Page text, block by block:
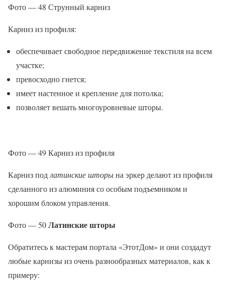
Фото — 48 Струнный карниз
Карниз из профиля:
обеспечивает свободное передвижение текстиля на всем
участке;
превосходно гнется;
имеет настенное и крепление для потолка;
позволяет вешать многоуровневые шторы.
Фото — 49 Карниз из профиля
Карниз подлатинские шторына эркер делают из профиля
сделанного из алюминия со особым подъемником и
хорошим блоком управления.
Фото — 50Латинские шторы
Обратитесь к мастерам портала «ЭтотДом» и они создадут
любые карнизы из очень разнообразных материалов, как к
примеру: